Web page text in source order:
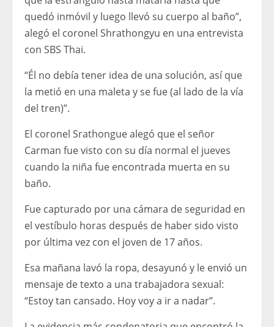
quedó inmóvil y luego llevó su cuerpo al baño”,
alegó el coronel Shrathongyu en una entrevista
con SBS Thai.
“Él no debía tener idea de una solución, así que
la metió en una maleta y se fue (al lado de la vía
del tren)”.
El coronel Srathongue alegó que el señor
Carman fue visto con su día normal el jueves
cuando la niña fue encontrada muerta en su
baño.
Fue capturado por una cámara de seguridad en
el vestíbulo horas después de haber sido visto
por última vez con el joven de 17 años.
Esa mañana lavó la ropa, desayunó y le envió un
mensaje de texto a una trabajadora sexual:
“Estoy tan cansado. Hoy voy a ir a nadar”.